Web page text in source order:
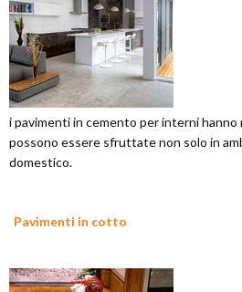
i pavimenti in cemento per interni hanno
possono essere sfruttate non solo in
domestico.
Pavimenti in cotto